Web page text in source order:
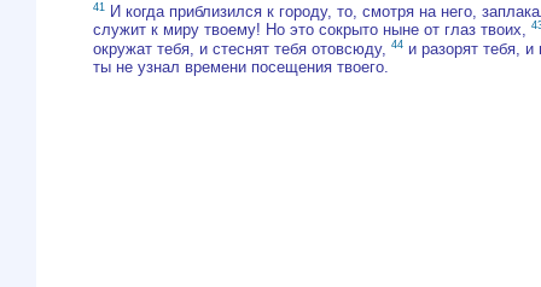
41 И когда приблизился к городу, то, смотря на него,
служит к миру твоему! Но это сокрыто ныне от глаз твоих,
окружат тебя, и стеснят тебя отовсюду, 44 и разорят тебя,
ты не узнал времени посещения твоего.